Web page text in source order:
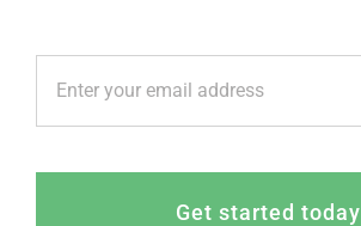
Get started today